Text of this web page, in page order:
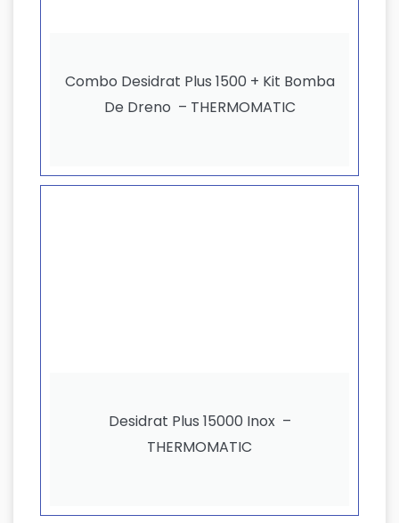
Combo Desidrat Plus 1500 + Kit Bomba
De Dreno – THERMOMATIC
Desidrat Plus 15000 Inox –
THERMOMATIC